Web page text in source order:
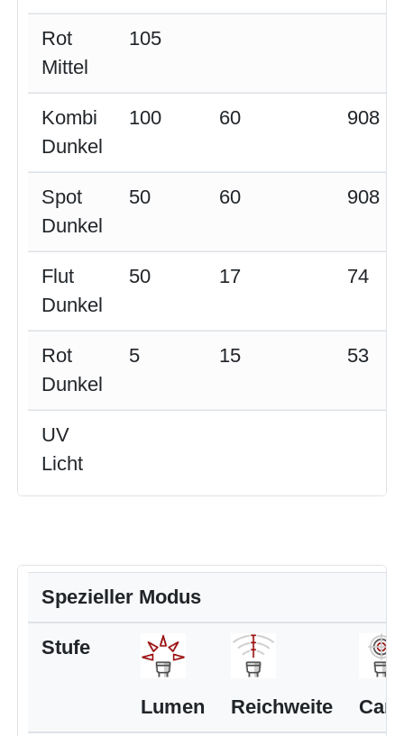
Rot
Mittel
105
Kombi
Dunkel
100 60 908
Spot
Dunkel
50 60 908
Flut
Dunkel
50 17 74
Rot
Dunkel
5 15 53
UV
Licht
Spezieller Modus
Stufe
Lumen Reichweite